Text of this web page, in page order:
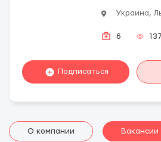
Украина,
6
Подписаться
О компании Вакансии